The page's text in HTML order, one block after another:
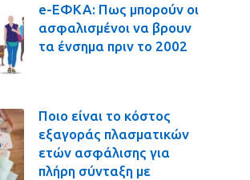
e-ΕΦΚΑ: Πως μπορούν οι
ασφαλισμένοι να βρουν
τα ένσημα πριν το 2002
Ποιο είναι το κόστος
εξαγοράς πλασματικών
ετών ασφάλισης για
πλήρη σύνταξη με